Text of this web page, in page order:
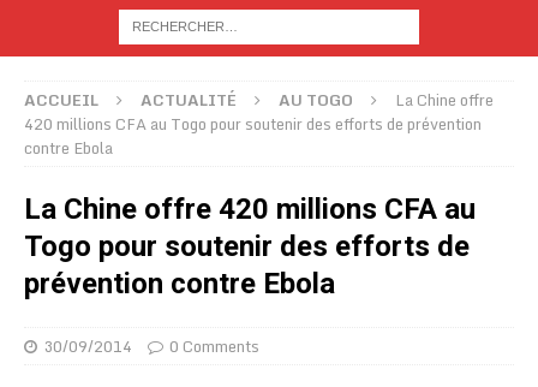
ACCUEIL ACTUALITÉ AU TOGO
La Chine offre
420 millions CFA au Togo pour soutenir des efforts de prévention
contre Ebola
La Chine offre 420 millions CFA au
Togo pour soutenir des efforts de
prévention contre Ebola
30/09/2014 0 Comments